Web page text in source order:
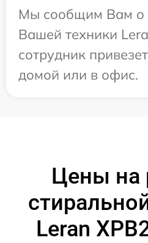
Мы сообщим Вам о
Вашей техники
сотрудник
домой или в офис.
Цены на
Leran